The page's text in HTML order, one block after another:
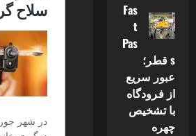
Fas
t
Pas
s قطر؛
عبور سریع
از فرودگاه
با تشخیص
چهره